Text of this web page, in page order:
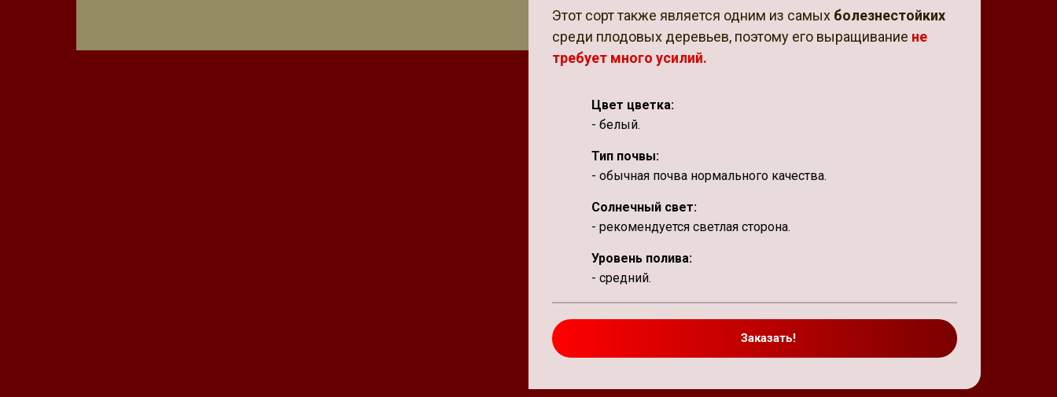
Этот сорт также является одним из самых болезнестойких
среди плодовых деревьев, поэтому его выращивание не
требует много усилий.
Цвет цветка:
- белый.
Тип почвы:
- обычная почва нормального качества.
Солнечный свет:
- рекомендуется светлая сторона.
Уровень полива:
- средний.
Заказать!